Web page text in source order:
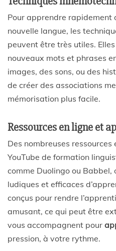
Pour apprendre rapidement
nouvelle langue, les
peuvent être très utiles.
nouveaux mots et phrases
images, des sons, ou des
de créer des associations
mémorisation plus facile.
Ressources en ligne et
Des nombreuses
YouTube de formation
comme Duolingo ou Babbel,
ludiques et efficaces
conçus pour rendre
amusant, ce qui peut être
vous accompagnent pour
pression, à votre rythme.